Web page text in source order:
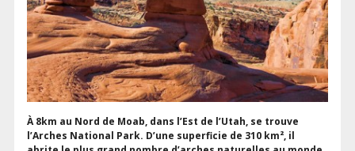
À 8km au Nord de Moab, dans l’Est de l’Utah, se trouve
l’Arches National Park. D’une superficie de 310 km², il